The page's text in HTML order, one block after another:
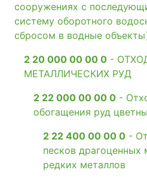
сооружениях с
систему оборотного
сбросом в водные
2 20 000 00 00 0 -
МЕТАЛЛИЧЕСКИХ РУД
2 22 000 00 00 0 -
обогащения руд
2 22 400 00 00 0 -
песков драгоценных
редких металлов